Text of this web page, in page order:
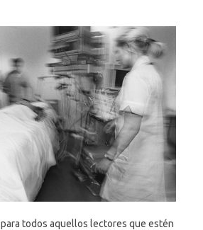
todos aquellos lectores que estén